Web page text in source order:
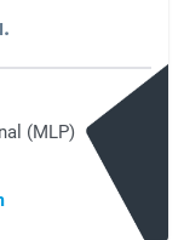
(MLP)